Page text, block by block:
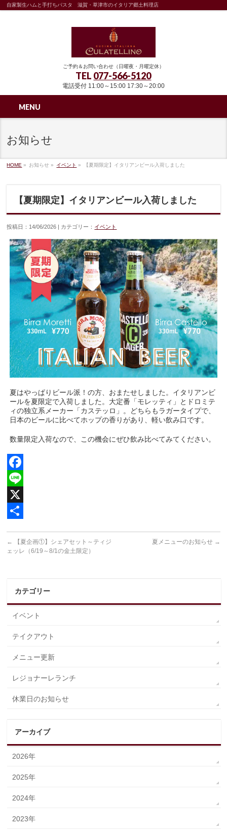
自家製生ハムと手打ちパスタ 滋賀・草津市のイタリア郷土料理店
ご予約＆お問い合わせ（日曜夜・月曜定休）
TEL 077-566-5120
電話受付 11:00～15:00 17:30～20:00
MENU
お知らせ
HOME » お知らせ » イベント » 【夏期限定】イタリアンビール入荷しました
【夏期限定】イタリアンビール入荷しました
投稿日：14/06/2026 | カテゴリー： イベント
夏はやっぱりビール派！の方、おまたせしました。イタリアンビ
ールを夏限定で入荷しました。大定番「モレッティ」とドロミテ
ィの独立系メーカー「カステッロ」。どちらもラガータイプで、
日本のビールに比べてホップの香りがあり、軽い飲み口です。
数量限定入荷なので、この機会にぜひ飲み比べてみてください。
Facebook
Line
X
有
←
【夏企画①】シェアセット～ティジ
ェッレ（6/19～8/1の金土限定）
夏メニューのお知らせ →
カテゴリー
イベント
テイクアウト
メニュー更新
レジョナーレランチ
休業日のお知らせ
アーカイブ
2026年
2025年
2024年
2023年